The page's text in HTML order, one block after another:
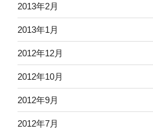
2013年2月
2013年1月
2012年12月
2012年10月
2012年9月
2012年7月